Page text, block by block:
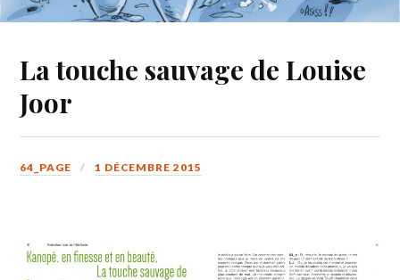
La touche sauvage de Louise
Joor
64_PAGE 1 DÉCEMBRE 2015